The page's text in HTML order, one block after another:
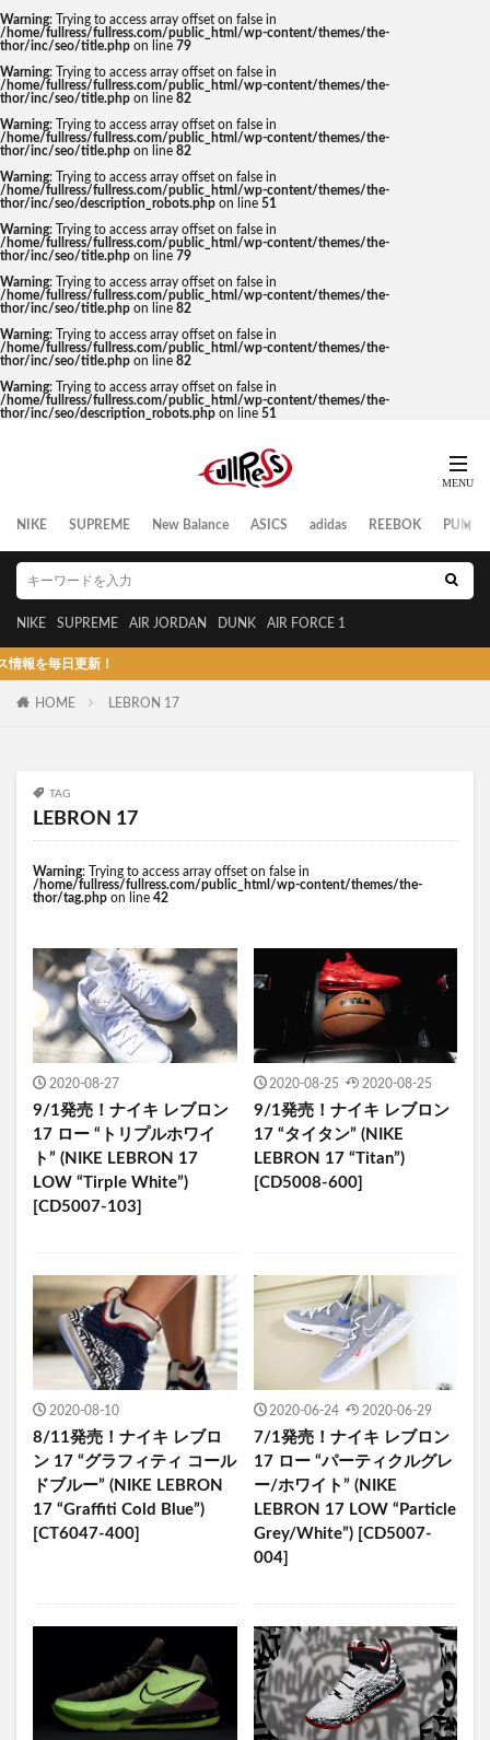
Warning: Trying to access array offset on false in
/home/fullress/fullress.com/public_html/wp-content/themes/the-
thor/inc/seo/title.php on line 79
Warning: Trying to access array offset on false in
/home/fullress/fullress.com/public_html/wp-content/themes/the-
thor/inc/seo/title.php on line 82
Warning: Trying to access array offset on false in
/home/fullress/fullress.com/public_html/wp-content/themes/the-
thor/inc/seo/title.php on line 82
Warning: Trying to access array offset on false in
/home/fullress/fullress.com/public_html/wp-content/themes/the-
thor/inc/seo/description_robots.php on line 51
Warning: Trying to access array offset on false in
/home/fullress/fullress.com/public_html/wp-content/themes/the-
thor/inc/seo/title.php on line 79
Warning: Trying to access array offset on false in
/home/fullress/fullress.com/public_html/wp-content/themes/the-
thor/inc/seo/title.php on line 82
Warning: Trying to access array offset on false in
/home/fullress/fullress.com/public_html/wp-content/themes/the-
thor/inc/seo/title.php on line 82
Warning: Trying to access array offset on false in
/home/fullress/fullress.com/public_html/wp-content/themes/the-
thor/inc/seo/description_robots.php on line 51
NIKE SUPREME New Balance ASICS adidas REEBOK PUMA
NIKE SUPREME AIR JORDAN DUNK AIR FORCE 1
更新！
HOME LEBRON 17
TAG
LEBRON 17
Warning: Trying to access array offset on false in
/home/fullress/fullress.com/public_html/wp-content/themes/the-
thor/tag.php on line 42
2020-08-27
9/1発売！ナイキ レブロン
17 ロー “トリプルホワイ
ト” (NIKE LEBRON 17
LOW “Tirple White”)
[CD5007-103]
2020-08-25 2020-08-25
9/1発売！ナイキ レブロン
17 “タイタン” (NIKE
LEBRON 17 “Titan”)
[CD5008-600]
2020-08-10
8/11発売！ナイキ レブロ
ン 17 “グラフィティ コール
ドブルー” (NIKE LEBRON
17 “Graffiti Cold Blue”)
[CT6047-400]
2020-06-24 2020-06-29
7/1発売！ナイキ レブロン
17 ロー “パーティクルグレ
ー/ホワイト” (NIKE
LEBRON 17 LOW “Particle
Grey/White”) [CD5007-
004]